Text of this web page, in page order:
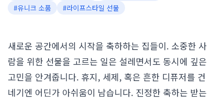
#유니크 소품 #라이프스타일 선물
새로운 공간에서의 시작을 축하하는 집들이. 소중한 사
람을 위한 선물을 고르는 일은 설레면서도 동시에 깊은
고민을 안겨줍니다. 휴지, 세제, 혹은 흔한 디퓨저를 건
네기엔 어딘가 아쉬움이 남습니다. 진정한 축하는 받는